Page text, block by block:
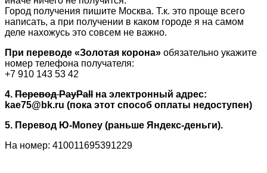
Город получения пишите Москва. Т.к. это проще всего
написать, а при получении в каком городе я на самом
деле нахожусь это совсем не важно.
При переводе «Золотая корона» обязательно укажите
номер телефона получателя:
+7 910 143 53 42
4. Перевод PayPall на электронный адрес:
kae75@bk.ru (пока этот способ оплаты недоступен)
5. Перевод Ю-Money (раньше Яндекс-деньги).
На номер: 410011695391229